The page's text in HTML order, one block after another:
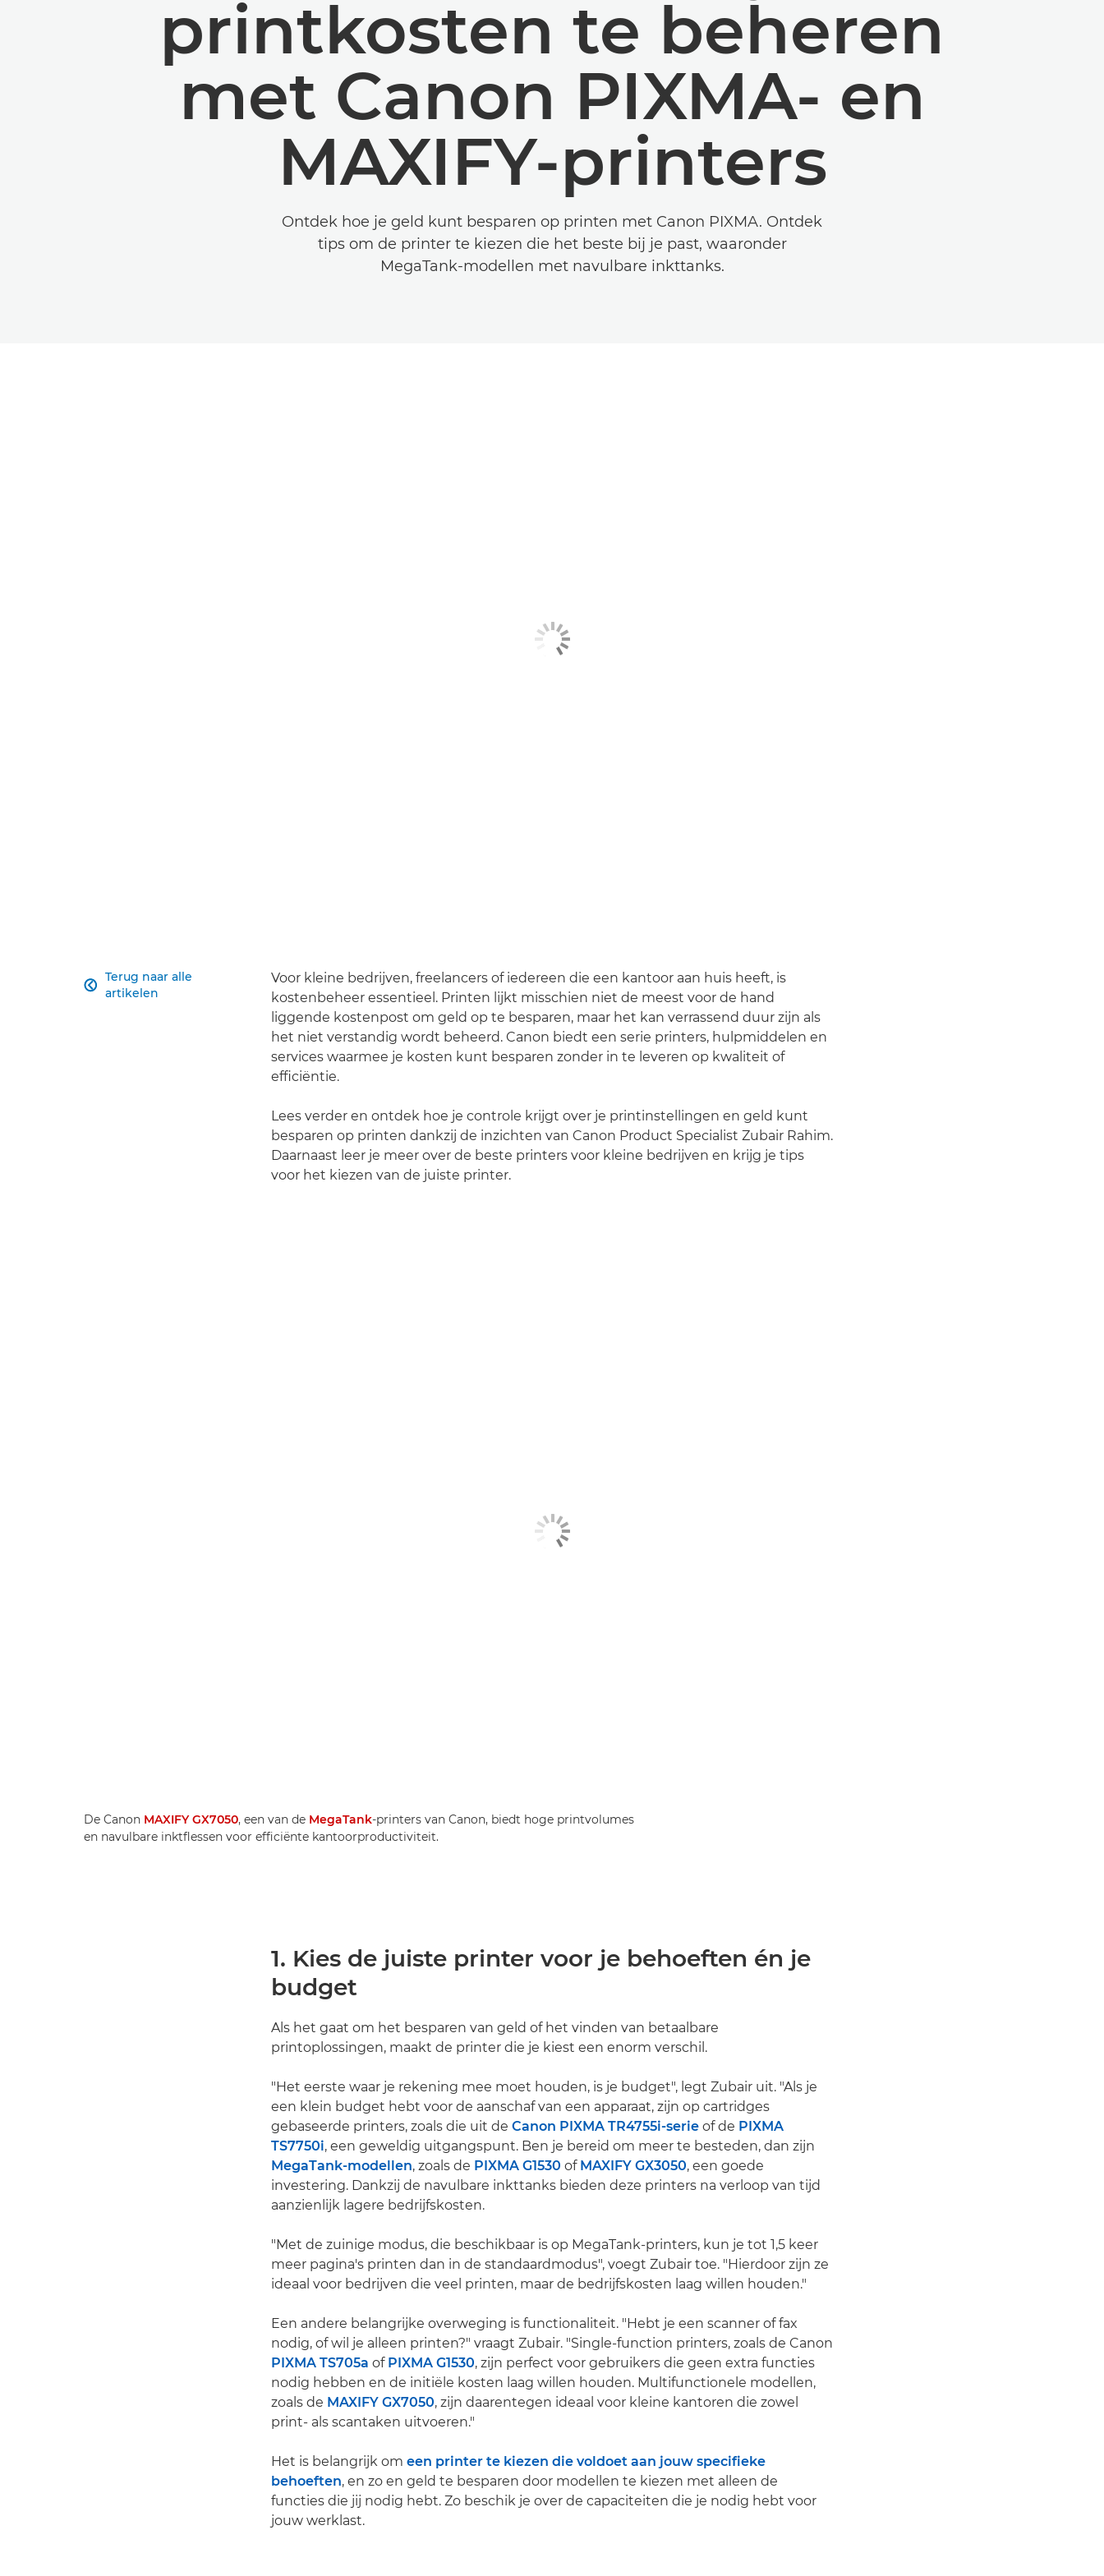
printkosten te beheren
met Canon PIXMA- en
MAXIFY-printers
Ontdek hoe je geld kunt besparen op printen met Canon PIXMA. Ontdek
tips om de printer te kiezen die het beste bij je past, waaronder
MegaTank-modellen met navulbare inkttanks.
Terug naar alle
artikelen

Voor kleine bedrijven, freelancers of iedereen die een kantoor aan huis heeft, is
kostenbeheer essentieel. Printen lijkt misschien niet de meest voor de hand
liggende kostenpost om geld op te besparen, maar het kan verrassend duur zijn als
het niet verstandig wordt beheerd. Canon biedt een serie printers, hulpmiddelen en
services waarmee je kosten kunt besparen zonder in te leveren op kwaliteit of
efficiëntie.
Lees verder en ontdek hoe je controle krijgt over je printinstellingen en geld kunt
besparen op printen dankzij de inzichten van Canon Product Specialist Zubair Rahim.
Daarnaast leer je meer over de beste printers voor kleine bedrijven en krijg je tips
voor het kiezen van de juiste printer.
De Canon MAXIFY GX7050, een van de MegaTank-printers van Canon, biedt hoge printvolumes
en navulbare inktflessen voor efficiënte kantoorproductiviteit.
1. Kies de juiste printer voor je behoeften én je
budget
Als het gaat om het besparen van geld of het vinden van betaalbare
printoplossingen, maakt de printer die je kiest een enorm verschil.
"Het eerste waar je rekening mee moet houden, is je budget", legt Zubair uit. "Als je
een klein budget hebt voor de aanschaf van een apparaat, zijn op cartridges
gebaseerde printers, zoals die uit de Canon PIXMA TR4755i-serie of de PIXMA
TS7750i, een geweldig uitgangspunt. Ben je bereid om meer te besteden, dan zijn
MegaTank-modellen, zoals de PIXMA G1530 of MAXIFY GX3050, een goede
investering. Dankzij de navulbare inkttanks bieden deze printers na verloop van tijd
aanzienlijk lagere bedrijfskosten.
"Met de zuinige modus, die beschikbaar is op MegaTank-printers, kun je tot 1,5 keer
meer pagina's printen dan in de standaardmodus", voegt Zubair toe. "Hierdoor zijn ze
ideaal voor bedrijven die veel printen, maar de bedrijfskosten laag willen houden."
Een andere belangrijke overweging is functionaliteit. "Hebt je een scanner of fax
nodig, of wil je alleen printen?" vraagt Zubair. "Single-function printers, zoals de Canon
PIXMA TS705a of PIXMA G1530, zijn perfect voor gebruikers die geen extra functies
nodig hebben en de initiële kosten laag willen houden. Multifunctionele modellen,
zoals de MAXIFY GX7050, zijn daarentegen ideaal voor kleine kantoren die zowel
print- als scantaken uitvoeren."
Het is belangrijk om een printer te kiezen die voldoet aan jouw specifieke
behoeften, en zo en geld te besparen door modellen te kiezen met alleen de
functies die jij nodig hebt. Zo beschik je over de capaciteiten die je nodig hebt voor
jouw werklast.